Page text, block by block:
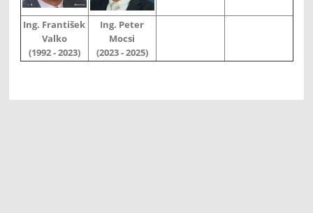
Ing. František
Valko
(1992 - 2023)
Ing. Peter
Mocsi
(2023 - 2025)